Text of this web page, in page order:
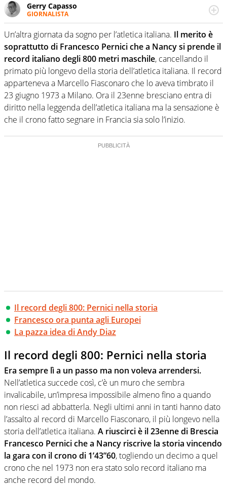
Gerry Capasso
GIORNALISTA
Per lui gli sport americani non hanno segreti: basket,
football, baseball e la capacità innata di trovare la notizia
dove altri non vedono granché
Un’altra giornata da sogno per l’atletica italiana. Il merito è
soprattutto di Francesco Pernici che a Nancy si prende il
record italiano degli 800 metri maschile, cancellando il
primato più longevo della storia dell’atletica italiana. Il record
apparteneva a Marcello Fiasconaro che lo aveva timbrato il
23 giugno 1973 a Milano. Ora il 23enne bresciano entra di
diritto nella leggenda dell’atletica italiana ma la sensazione è
che il crono fatto segnare in Francia sia solo l’inizio.
Il record degli 800: Pernici nella storia
Francesco ora punta agli Europei
La pazza idea di Andy Diaz
Il record degli 800: Pernici nella storia
Era sempre lì a un passo ma non voleva arrendersi.
Nell’atletica succede così, c’è un muro che sembra
invalicabile, un’impresa impossibile almeno fino a quando
non riesci ad abbatterla. Negli ultimi anni in tanti hanno dato
l’assalto al record di Marcello Fiasconaro, il più longevo nella
storia dell’atletica italiana. A riuscirci è il 23enne di Brescia
Francesco Pernici che a Nancy riscrive la storia vincendo
la gara con il crono di 1’43”60, togliendo un decimo a quel
crono che nel 1973 non era stato solo record italiano ma
anche record del mondo.